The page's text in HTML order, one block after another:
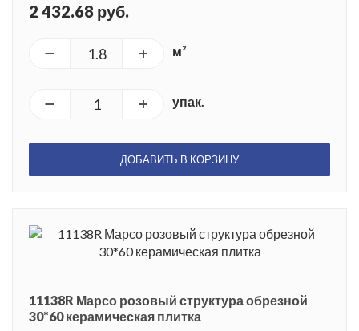
2 432.68 руб.
м²
упак.
ДОБАВИТЬ В КОРЗИНУ
11138R Марсо розовый структура обрезной
30*60 керамическая плитка